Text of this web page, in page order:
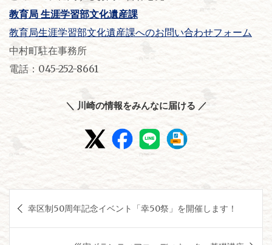
教育局 生涯学習部文化遺産課
教育局生涯学習部文化遺産課へのお問い合わせフォーム
中村町駐在事務所
電話：045-252-8661
＼ 川崎の情報をみんなに届ける ／
稿 幸区制50周年記念イベント「幸50祭」を開催します！